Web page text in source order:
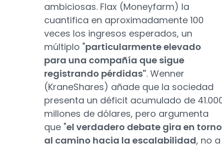
ambiciosas. Flax (Moneyfarm) la
cuantifica en aproximadamente 100
veces los ingresos esperados, un
múltiplo "particularmente elevado
para una compañía que sigue
registrando pérdidas". Wenner
(KraneShares) añade que la sociedad
presenta un déficit acumulado de
millones de dólares, pero argumenta
que "el verdadero debate gira en torno
al camino hacia la escalabilidad, no a